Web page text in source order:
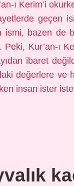
ı Kerim’i
geçen
ismi, bazen de
Peki, Kur’an-ı
ibaret
değerlere ve
insan ister